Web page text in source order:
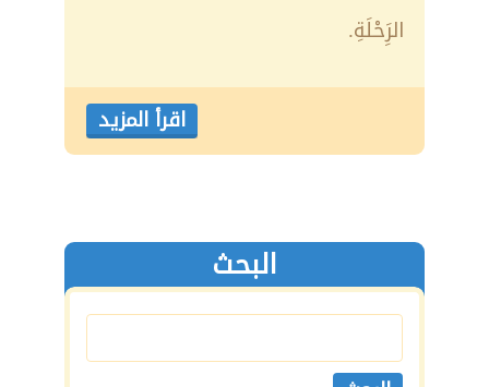
الرَِحْلَةِ.
اقرأ المزيد
البحث